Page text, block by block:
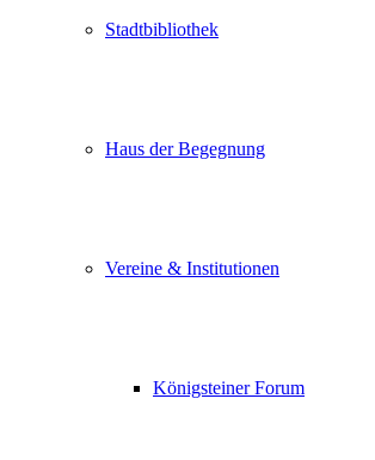
Stadtbibliothek
Haus der Begegnung
Vereine & Institutionen
Königsteiner Forum